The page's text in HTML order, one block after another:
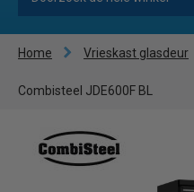
Home Vrieskast glasdeur
Combisteel JDE600F BL